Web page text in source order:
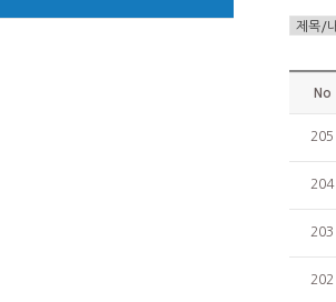
No
205
204
203
202